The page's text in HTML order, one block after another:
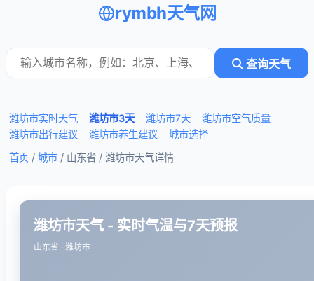
rymbh天气网
查询天气
潍坊市实时天气 潍坊市3天 潍坊市7天
潍坊市空气质量
潍坊市出行建议
潍坊市养生建议
城市选择
首页 / 城市 / 山东省 / 潍坊市天气详情
潍坊市天气 - 实时气温与7天预报
山东省 · 潍坊市